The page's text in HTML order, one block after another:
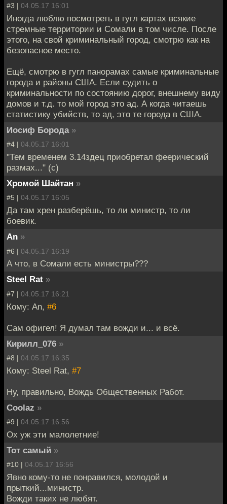
#3 | 04.05.17 16:01
Иногда люблю посмотреть в гугл картах всякие
стремные территории и Сомали в том числе. После
этого, на свой криминальный город, смотрю как на
безопасное место.
Ещё, смотрю в гугл панорамах самые криминальные
города и районы США. Если судить о
криминальности по состоянию дорог, внешнему виду
домов и т.д. то мой город это ад. А когда читаешь
статистику убийств, то ад, это те города в США.
Иосиф Борода »
#4 | 04.05.17 16:01
"Тем временем 3.14здец приобретал феерический
размах..." (с)
Хромой Шайтан »
#5 | 04.05.17 16:05
Да там хрен разберёшь, то ли министр, то ли
боевик.
An »
#6 | 04.05.17 16:19
А что, в Сомали есть министры???
Steel Rat »
#7 | 04.05.17 16:21
Кому: An, #6
Сам офигел! Я думал там вожди и... и всё.
Кирилл_076 »
#8 | 04.05.17 16:35
Кому: Steel Rat, #7
Ну, правильно, Вождь Общественных Работ.
Coolaz »
#9 | 04.05.17 16:56
Ох уж эти малолетние!
Тот самый »
#10 | 04.05.17 16:56
Явно кому-то не понравился, молодой и
прыткий...министр.
Вожди таких не любят.